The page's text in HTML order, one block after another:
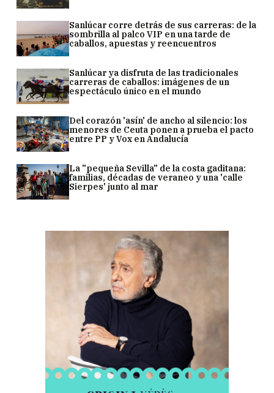
Sanlúcar corre detrás de sus carreras: de la
sombrilla al palco VIP en una tarde de
caballos, apuestas y reencuentros
Sanlúcar ya disfruta de las tradicionales
carreras de caballos: imágenes de un
espectáculo único en el mundo
Del corazón 'asín' de ancho al silencio: los
menores de Ceuta ponen a prueba el pacto
entre PP y Vox en Andalucía
La "pequeña Sevilla" de la costa gaditana:
familias, décadas de veraneo y una 'calle
Sierpes' junto al mar